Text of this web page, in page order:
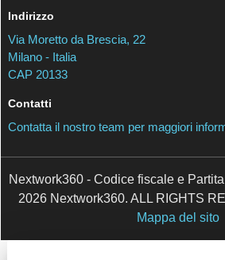
Indirizzo
Via Moretto da Brescia, 22
Milano - Italia
CAP 20133
Contatti
Contatta il nostro team per maggiori
Nextwork360 - Codice fiscale e
- © 2026 Nextwork360. ALL
AWS
Mappa del sito